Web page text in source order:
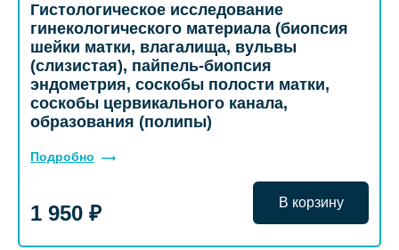
Гистологическое исследование
гинекологического материала (биопсия
шейки матки, влагалища, вульвы
(слизистая), пайпель-биопсия
эндометрия, соскобы полости матки,
соскобы цервикального канала,
образования (полипы)
Подробно
1 950 ₽ В корзину